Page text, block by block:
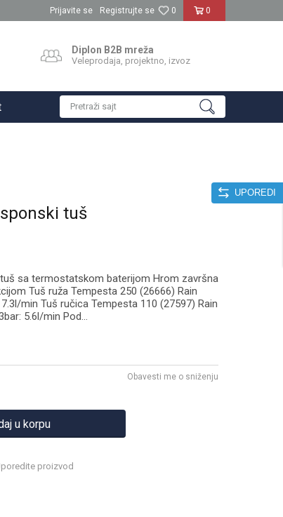
0
0
Prijavite se Registrujte se
Diplon B2B mreža
Veleprodaja, projektno, izvoz
Pretraži sajt
UPOREDI
tuš
sa termostatskom baterijom Hrom završna
Tuš ruža Tempesta 250 (26666) Rain
min Tuš ručica Tempesta 110 (27597) Rain
5.6l/min Pod...
Obavesti me o sniženju
u korpu
proizvod